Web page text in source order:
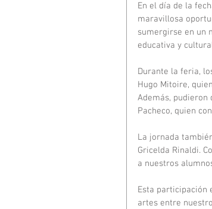
En el día de la
maravillosa
sumergirse en un
educativa y
Durante la feria,
Hugo Mitoire,
Además,
Pacheco, quien
La jornada
Gricelda Rinaldi.
a nuestros
Esta participación
artes entre